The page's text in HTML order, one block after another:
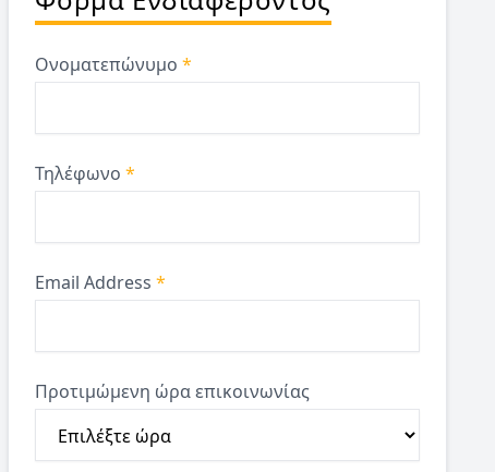
Ονοματεπώνυμο*
Τηλέφωνο*
Email Address*
Προτιμώμενη ώρα επικοινωνίας